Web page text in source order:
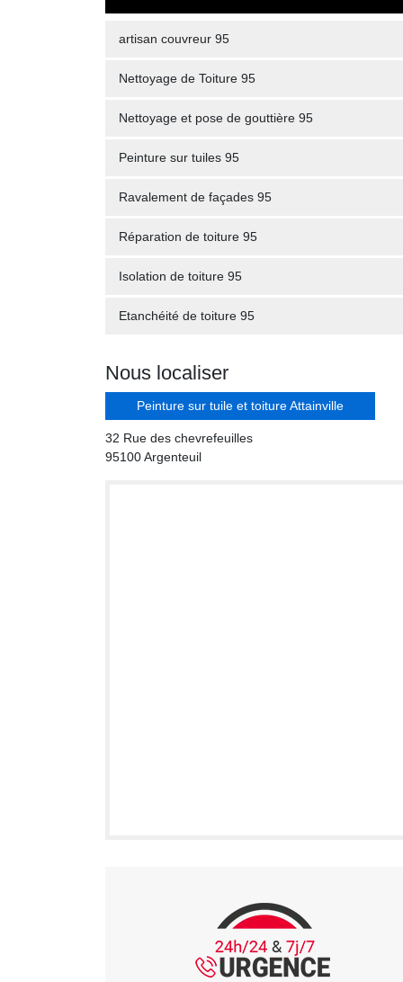
artisan couvreur 95
Nettoyage de Toiture 95
Nettoyage et pose de gouttière 95
Peinture sur tuiles 95
Ravalement de façades 95
Réparation de toiture 95
Isolation de toiture 95
Etanchéité de toiture 95
Nous localiser
Peinture sur tuile et toiture Attainville
32 Rue des chevrefeuilles
95100 Argenteuil